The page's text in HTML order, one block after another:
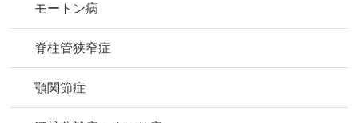
モートン病
脊柱管狭窄症
顎関節症